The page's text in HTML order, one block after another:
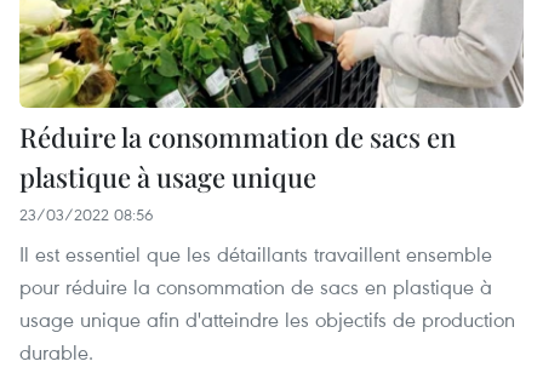
Réduire la consommation de sacs en
plastique à usage unique
23/03/2022 08:56
Il est essentiel que les détaillants travaillent ensemble
pour réduire la consommation de sacs en plastique à
usage unique afin d'atteindre les objectifs de production
durable.